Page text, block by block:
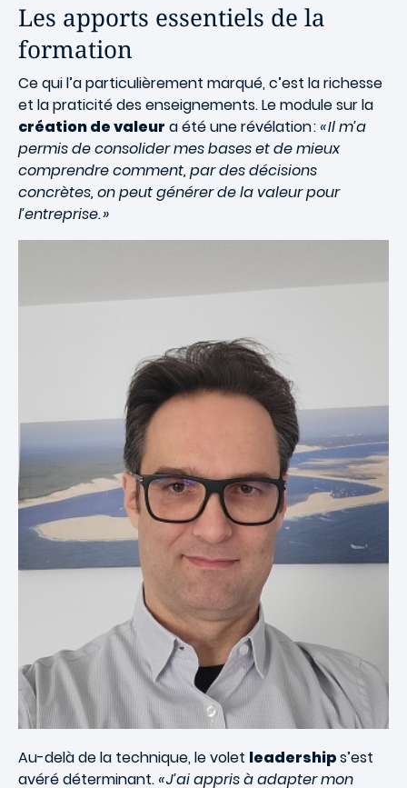
Les apports essentiels de la
formation
Ce qui l’a particulièrement marqué, c’est la richesse
et la praticité des enseignements. Le module sur la
création de valeur a été une révélation :« Il m’a
permis de consolider mes bases et de mieux
comprendre comment, par des décisions
concrètes, on peut générer de la valeur pour
l’entreprise. »
Au-delà de la technique, le volet leaderships’est
avéré déterminant.« J’ai appris à adapter mon